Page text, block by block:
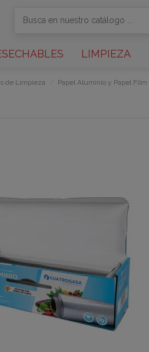
LIMPIEZA
de Limpieza Papel Aluminio y Papel Film